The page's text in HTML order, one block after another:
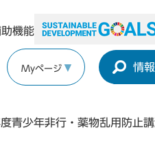
機能
Myページ 情
青少年非行・薬物乱用防止